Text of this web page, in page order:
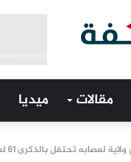
مقالات ميديا
بالذكرى 61 لعيد الإستقلال الوطني